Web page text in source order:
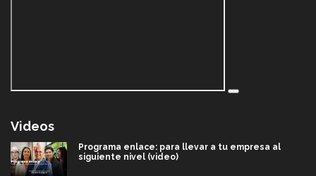
Videos
Programa enlace: para llevar a tu empresa al
siguiente nivel (video)